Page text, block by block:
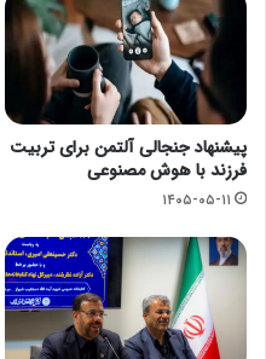
پیشنهاد جنجالی آلتمن برای تربیت
فرزند با هوش مصنوعی
۱۴۰۵-۰۵-۱۱